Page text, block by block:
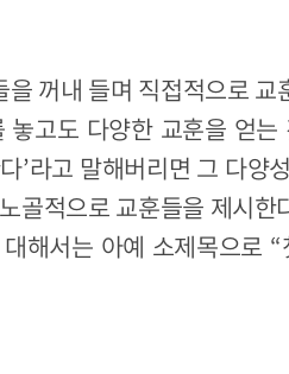
꺼내 들며 직접적으로
고도 다양한 교훈을 얻
’라고 말해버리면 그 다양
골적으로 교훈들을 제시
해서는 아예 소제목으로